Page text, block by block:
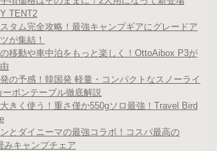
TENT2
タム完全攻略！最強キャンプギアにグレードア
が集結！
移動や車中泊をもっと楽しく！OttoAibox P3が
の予感！韓国発 軽量・コンパクトなスノーライ
ーボンテーブル徹底解説
きく使う！重さ僅か550gソロ最強！Travel Bird
とダイニーマの最強コラボ！コスパ最高の
みキャンプチェア